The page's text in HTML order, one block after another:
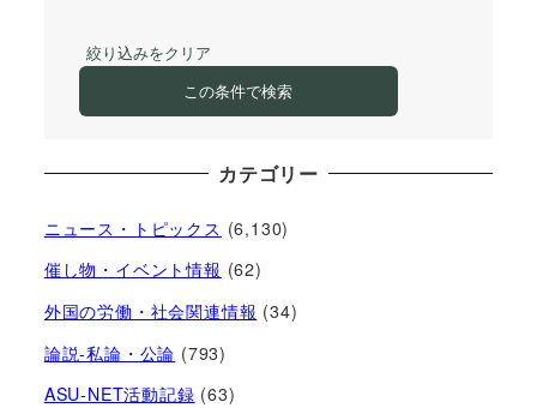
絞り込みをクリア
この条件で検索
カテゴリー
ニュース・トピックス (6,130)
催し物・イベント情報 (62)
外国の労働・社会関連情報 (34)
論説-私論・公論 (793)
ASU-NET活動記録 (63)